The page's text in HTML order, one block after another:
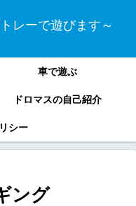
レーで遊びます～
車で遊ぶ
ドロマスの自己紹介
シー
ング